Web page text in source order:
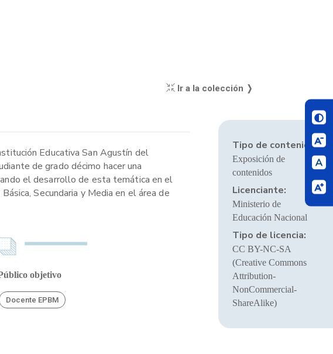
Ir a la colección ❭
Educativa San Agustín del
de grado décimo hacer una
el desarrollo de esta temática en el
Secundaria y Media en el área de
objetivo
Docente EPBM
Tipo de contenido:
Exposición de
contenidos
Licenciante:
Ministerio de
Educación Nacional
Tipo de licencia:
CC BY-NC-SA
(Creative Commons
Attribution-
NonCommercial-
ShareAlike)